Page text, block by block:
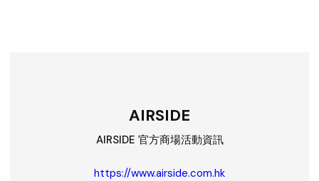
AIRSIDE
AIRSIDE 官方商場活動資訊
https://www.airside.com.hk